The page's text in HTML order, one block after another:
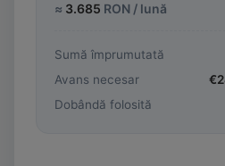
≈ 3.685 RON / lună
Sumă împrumutată
Avans necesar
€
Dobândă folosită